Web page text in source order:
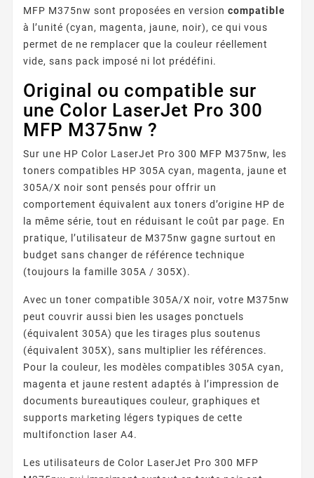
MFP M375nw sont proposées en version compatible
à l’unité (cyan, magenta, jaune, noir), ce qui vous
permet de ne remplacer que la couleur réellement
vide, sans pack imposé ni lot prédéfini.
Original ou compatible sur
une Color LaserJet Pro 300
MFP M375nw ?
Sur une HP Color LaserJet Pro 300 MFP M375nw, les
toners compatibles HP 305A cyan, magenta, jaune et
305A/X noir sont pensés pour offrir un
comportement équivalent aux toners d’origine HP de
la même série, tout en réduisant le coût par page. En
pratique, l’utilisateur de M375nw gagne surtout en
budget sans changer de référence technique
(toujours la famille 305A / 305X).
Avec un toner compatible 305A/X noir, votre M375nw
peut couvrir aussi bien les usages ponctuels
(équivalent 305A) que les tirages plus soutenus
(équivalent 305X), sans multiplier les références.
Pour la couleur, les modèles compatibles 305A cyan,
magenta et jaune restent adaptés à l’impression de
documents bureautiques couleur, graphiques et
supports marketing légers typiques de cette
multifonction laser A4.
Les utilisateurs de Color LaserJet Pro 300 MFP